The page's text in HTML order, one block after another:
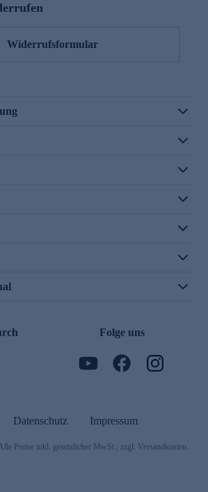
Widerrufsformular
Folge uns
Datenschutz Impressum
Preise inkl. gesetzlicher MwSt., zzgl. Versandkosten.